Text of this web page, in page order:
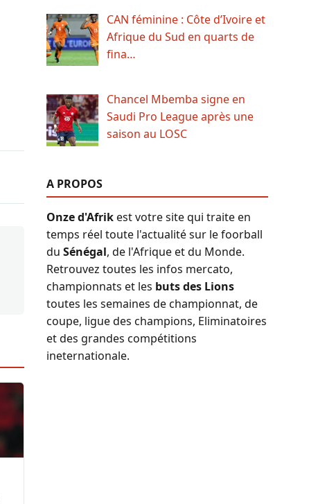
CAN féminine : Côte d’Ivoire et
Afrique du Sud en quarts de
fina…
Chancel Mbemba signe en
Saudi Pro League après une
saison au LOSC
A PROPOS
Onze d'Afrikest votre site qui traite en
temps réel toute l'actualité sur le foorball
du Sénégal, de l'Afrique et du Monde.
Retrouvez toutes les infos mercato,
championnats et les buts des Lions
toutes les semaines de championnat, de
coupe, ligue des champions, Eliminatoires
et des grandes compétitions
ineternationale.